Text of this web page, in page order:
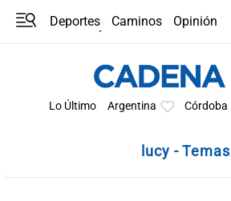
Deportes Caminos
Opinión
Lo Último Argentina Córdoba
lucy - Temas